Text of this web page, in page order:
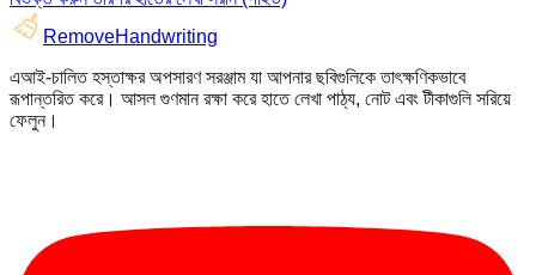
RemoveHandwriting
এআই-চালিত হস্তাক্ষর অপসারণ সরঞ্জাম যা আপনার ছবিগুলিকে তাৎক্ষণিকভাবে
রূপান্তরিত করে। আসল গুণমান রক্ষা করে হাতে লেখা পাঠ্য, নোট এবং টীকাগুলি সরিয়ে
ফেলুন।